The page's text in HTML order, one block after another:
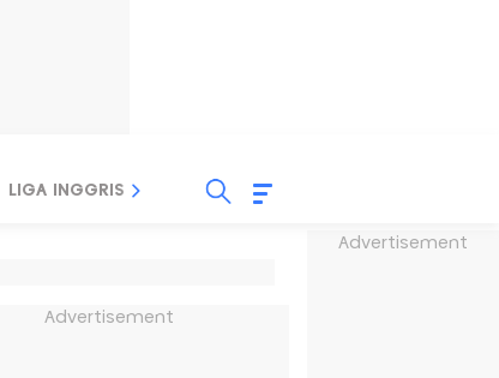
Advertisement
LIGA INGGRIS LIGA ITALIA
Advertisement